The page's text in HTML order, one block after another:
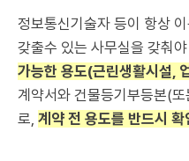
정보통신기술자 등이 항상
갖출수 있는 사무실을 갖춰
가능한 용도(근린생활시설,
계약서와 건물등기부등본(
로, 계약 전 용도를 반드시 확